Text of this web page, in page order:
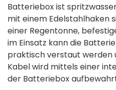
Batteriebox ist
mit einem Edelstahlhaken
einer Regentonne,
im Einsatz kann die
praktisch verstaut werden
Kabel wird mittels einer
der Batteriebox